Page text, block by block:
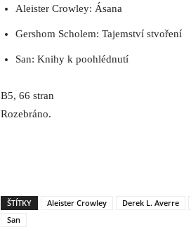
Aleister Crowley: Ásana
Gershom Scholem: Tajemství stvoření
San: Knihy k poohlédnutí
B5, 66 stran
Rozebráno.
ŠTÍTKY Aleister Crowley Derek L. Averre
San